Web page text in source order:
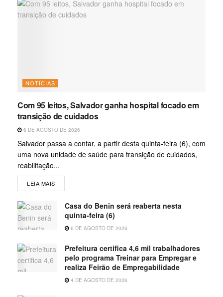
NOTÍCIAS
Com 95 leitos, Salvador ganha hospital focado em
transição de cuidados
6 DE AGOSTO DE 2026
Salvador passa a contar, a partir desta quinta-feira (6), com
uma nova unidade de saúde para transição de cuidados,
reabilitação...
LEIA MAIS
Casa do Benin será reaberta nesta
quinta-feira (6)
6 DE AGOSTO DE 2026
Prefeitura certifica 4,6 mil trabalhadores
pelo programa Treinar para Empregar e
realiza Feirão de Empregabilidade
4 DE AGOSTO DE 2026